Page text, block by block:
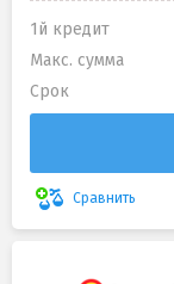
1й кредит
Макс. сумма
Срок
Сравнить